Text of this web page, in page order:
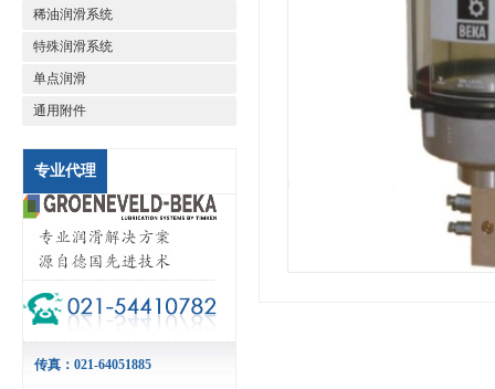
稀油润滑系统
特殊润滑系统
单点润滑
通用附件
专业代理
传真：021-64051885